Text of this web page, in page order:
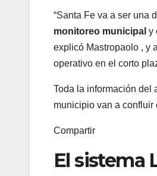
“Santa Fe va a ser una
monitoreo municipal y
explicó Mastropaolo , y
operativo en el corto
Toda la información del
municipio van a confluir
Compartir
El sistema